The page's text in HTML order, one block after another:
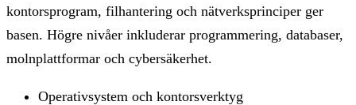
kontorsprogram, filhantering och nätverksprinciper ger
basen. Högre nivåer inkluderar programmering, databaser,
molnplattformar och cybersäkerhet.
Operativsystem och kontorsverktyg